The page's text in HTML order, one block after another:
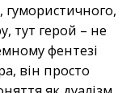
гумористичного,
тут герой – не
фентезі
він просто